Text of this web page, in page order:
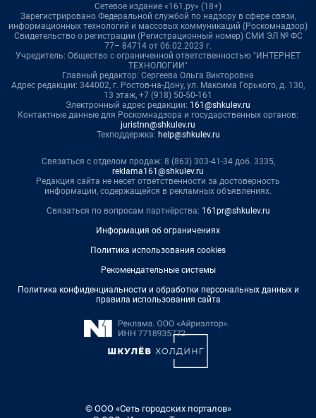
Сетевое издание «161.ру» (18+)
Зарегистрировано Федеральной службой по надзору в сфере связи,
информационных технологий и массовых коммуникаций (Роскомнадзор)
Свидетельство о регистрации (Регистрационный номер) СМИ ЭЛ № ФС
77– 84714 от 06.02.2023 г.
Учредитель: Общество с ограниченной ответственностью "ИНТЕРНЕТ
ТЕХНОЛОГИИ"
Главный редактор: Сергеева Ольга Викторовна
Адрес редакции: 344002, г. Ростов-на-Дону, ул. Максима Горького, д. 130,
13 этаж, +7 (918) 50-50-161
Электронный адрес редакции: 161@shkulev.ru
Контактные данные для Роскомнадзора и государственных органов:
juristnn@shkulev.ru
Техподдержка: help@shkulev.ru
Связаться с отделом продаж: 8 (863) 303-41-34 доб. 3335,
reklama161@shkulev.ru
Редакция сайта не несет ответственности за достоверность
информации, содержащейся в рекламных объявлениях.
Связаться по вопросам партнёрства: 161pr@shkulev.ru
Информация об ограничениях
Политика использования cookies
Рекомендательные системы
Политика конфиденциальности и обработки персональных данных и
правила использования сайта
© ООО «Сеть городских порталов»